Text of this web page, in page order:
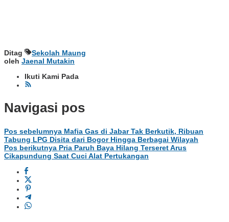
Ditag
Sekolah Maung
oleh Jaenal Mutakin
Ikuti Kami Pada
Navigasi pos
Pos sebelumnya Mafia Gas di Jabar Tak Berkutik, Ribuan
Tabung LPG Disita dari Bogor Hingga Berbagai Wilayah
Pos berikutnya Pria Paruh Baya Hilang Terseret Arus
Cikapundung Saat Cuci Alat Pertukangan